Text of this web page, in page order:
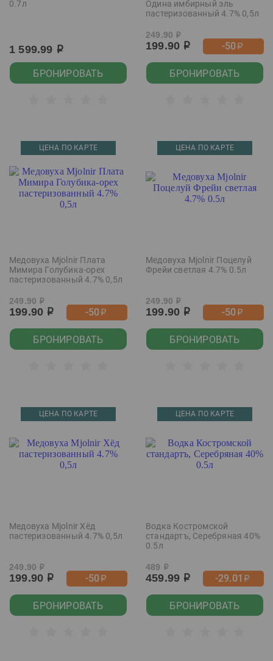
0.7л
1 599.99 р
БРОНИРОВАТЬ
Одина имбирный эль
пастеризованный 4.7% 0,5л
249.90 р
199.90 р -50р
БРОНИРОВАТЬ
ЦЕНА ПО КАРТЕ
Медовуха Mjolnir Плата
Мимира Голубика-орех
пастеризованный 4.7% 0,5л
249.90 р
199.90 р -50р
БРОНИРОВАТЬ
ЦЕНА ПО КАРТЕ
Медовуха Mjolnir Поцелуй
Фрейи светлая 4.7% 0.5л
249.90 р
199.90 р -50р
БРОНИРОВАТЬ
ЦЕНА ПО КАРТЕ
Медовуха Mjolnir Хёд
пастеризованный 4.7% 0,5л
249.90 р
199.90 р -50р
БРОНИРОВАТЬ
ЦЕНА ПО КАРТЕ
Водка Костромской
стандартъ, Серебряная 40%
0.5л
489 р
459.99 р -29.01 р
БРОНИРОВАТЬ